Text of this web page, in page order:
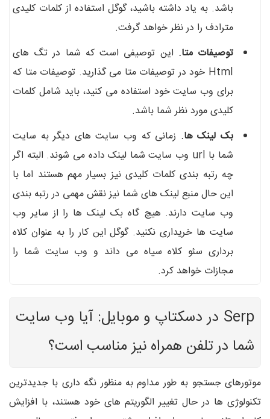
باشد. به یاد داشته باشید، گوگل استفاده از کلمات کلیدی
مترادف را در نظر خواهد گرفت.
توصیفات متا. این توصیفی است که شما در تگ های
Html خود در توصیفات متا می گذارید. توصیفات متا که
برای وب سایت خود استفاده می کنید، باید شامل کلمات
کلیدی مورد نظر شما باشد.
بک لینک ها. زمانی که وب سایت های دیگر به سایت
شما با url وب سایت شما لینک داده می شوند. البته اگر
چه رتبه بندی کلمات کلیدی نیز بسیار مهم هستند اما با
این حال منبع لینک های شما نیز نقش مهمی در رتبه بندی
وب سایت دارند. هیچ گاه بک لینک ها را از سایر وب
سایت ها خریداری نکنید. گوگل این کار را به عنوان کلاه
برداری سئو کلاه سیاه می داند و وب سایت شما را
مجازات خواهد کرد.
Serp در دسکتاپ و موبایل: آیا وب سایت
شما در تلفن همراه نیز مناسب است؟
موتورهای جستجو به طور مداوم به منظور نگه داری با جدیدترین
تکنولوژی ها در حال تغییر الگوریتم های خود هستند، با افزایش